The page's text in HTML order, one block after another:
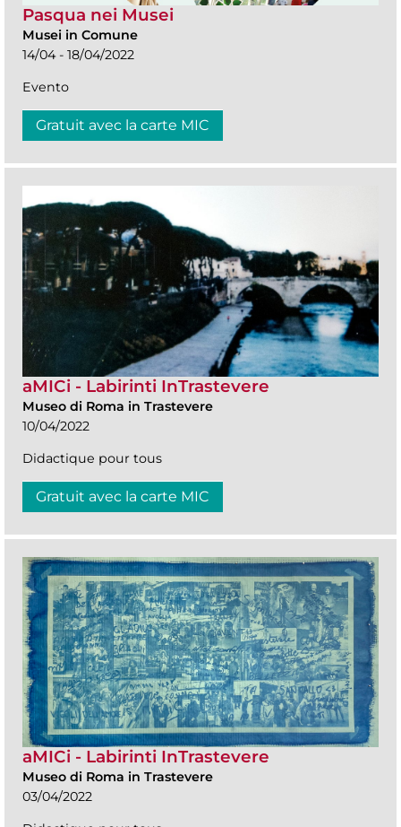
Pasqua nei Musei
Musei in Comune
14/04 - 18/04/2022
Evento
Gratuit avec la carte MIC
aMICi - Labirinti InTrastevere
Museo di Roma in Trastevere
10/04/2022
Didactique pour tous
Gratuit avec la carte MIC
aMICi - Labirinti InTrastevere
Museo di Roma in Trastevere
03/04/2022